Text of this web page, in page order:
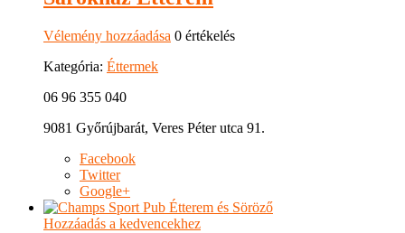
Vélemény hozzáadása 0 értékelés
Kategória: Éttermek
06 96 355 040
9081 Győrújbarát, Veres Péter utca 91.
Facebook
Twitter
Google+
Hozzáadás a kedvencekhez